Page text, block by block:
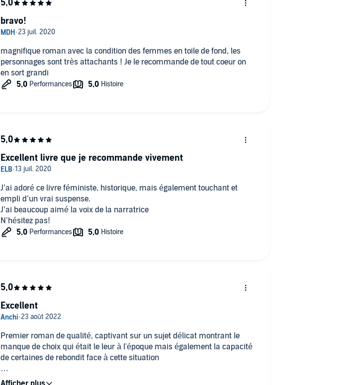
magnifique roman avec la condition des femmes en toile de fond, les
personnages sont très attachants ! Je le recommande de tout coeur on
en sort grandi
bravo!
J’ai adoré ce livre féministe, historique, mais également touchant et
empli d’un vrai suspense.
J’ai beaucoup aimé la voix de la narratrice
N’hésitez pas!
Excellent livre que je recommande vivement
Premier roman de qualité, captivant sur un sujet délicat montrant le
manque de choix qui était le leur à l'époque mais également la capacité
de certaines de rebondit face à cette situation
La lecture d'Audrey Sourdive est remarquable
Excellent